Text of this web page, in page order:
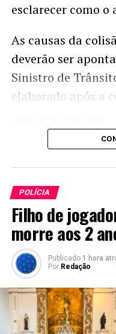
esclarecer como o
As causas da
deverão ser
Sinistro de
elaborado após a
Twitter
POLÍCIA
Filho de
morre aos 2
Publicado 1 hora
Por Redação